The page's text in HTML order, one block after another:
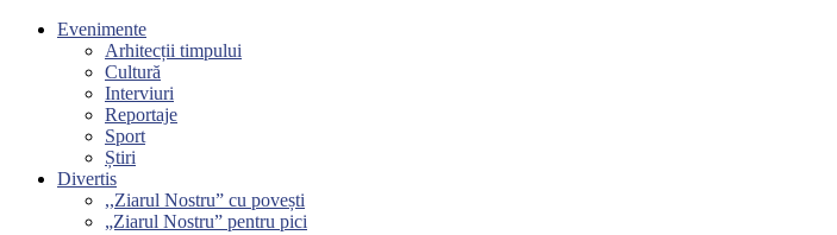
Evenimente
Arhitecții timpului
Cultură
Interviuri
Reportaje
Sport
Știri
Divertis
,,Ziarul Nostru” cu povești
„Ziarul Nostru” pentru pici